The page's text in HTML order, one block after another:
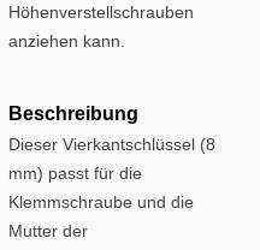
Höhenverstellschrauben
anziehen kann.
Beschreibung
Dieser Vierkantschlüssel (8
mm) passt für die
Klemmschraube und die
Mutter der